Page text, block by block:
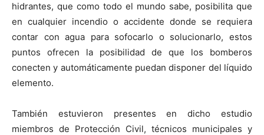
hidrantes, que como todo el mundo sabe, posibilita que
en cualquier incendio o accidente donde se requiera
contar con agua para sofocarlo o solucionarlo, estos
puntos ofrecen la posibilidad de que los bomberos
conecten y automáticamente puedan disponer del líquido
elemento.
También estuvieron presentes en dicho estudio
miembros de Protección Civil, técnicos municipales y